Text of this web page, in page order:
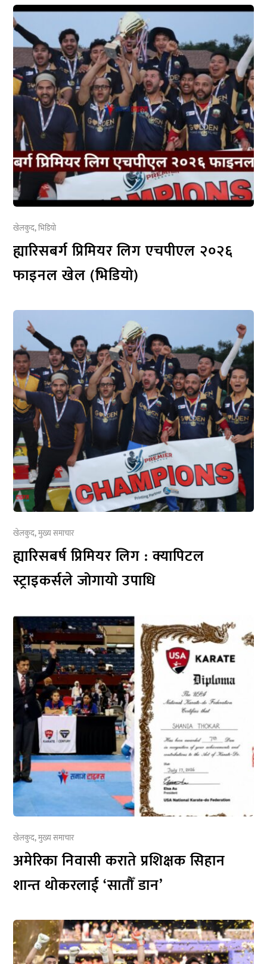
खेलकुद,भिडियो
ह्यारिसबर्ग प्रिमियर लिग एचपीएल २०२६
फाइनल खेल (भिडियो)
खेलकुद,मुख्य समाचार
ह्यारिसबर्ष प्रिमियर लिग : क्यापिटल
स्ट्राइकर्सले जोगायो उपाधि
खेलकुद,मुख्य समाचार
अमेरिका निवासी कराते प्रशिक्षक सिहान
शान्त थोकरलाई ‘सातौँ डान’